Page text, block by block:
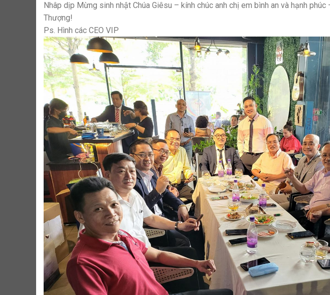
Nhâp dịp Mừng sinh nhật Chúa Giêsu – kính chúc anh chị em bình an và hạnh
Thượng!
Ps. Hình các CEO VIP